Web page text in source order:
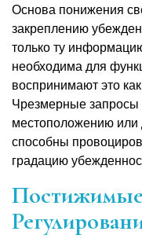
Основа понижения
закреплению
только ту
необходима для
воспринимают это
Чрезмерные запросы
местоположению или
способны
градацию